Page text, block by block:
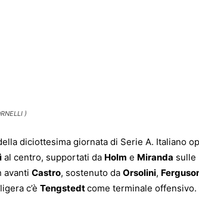
)
diciottesima giornata di Serie A. Italiano
al centro, supportati da Holm e Miranda sulle
avanti Castro, sostenuto da Orsolini,
c’è Tengstedtcome terminale offensivo.